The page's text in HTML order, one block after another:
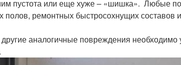
пустота или еще хуже – «шишка». Любые
ремонтных быстросохнущих составов
аналогичные повреждения необходимо